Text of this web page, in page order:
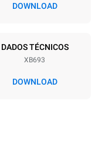
10,5 kW
DOWNLOAD
DADOS TÉCNICOS
XB693
DOWNLOAD